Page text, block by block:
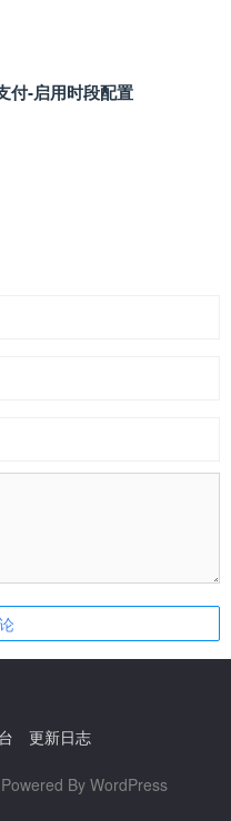
付‑启用时段配置
更新日志
Powered By WordPress